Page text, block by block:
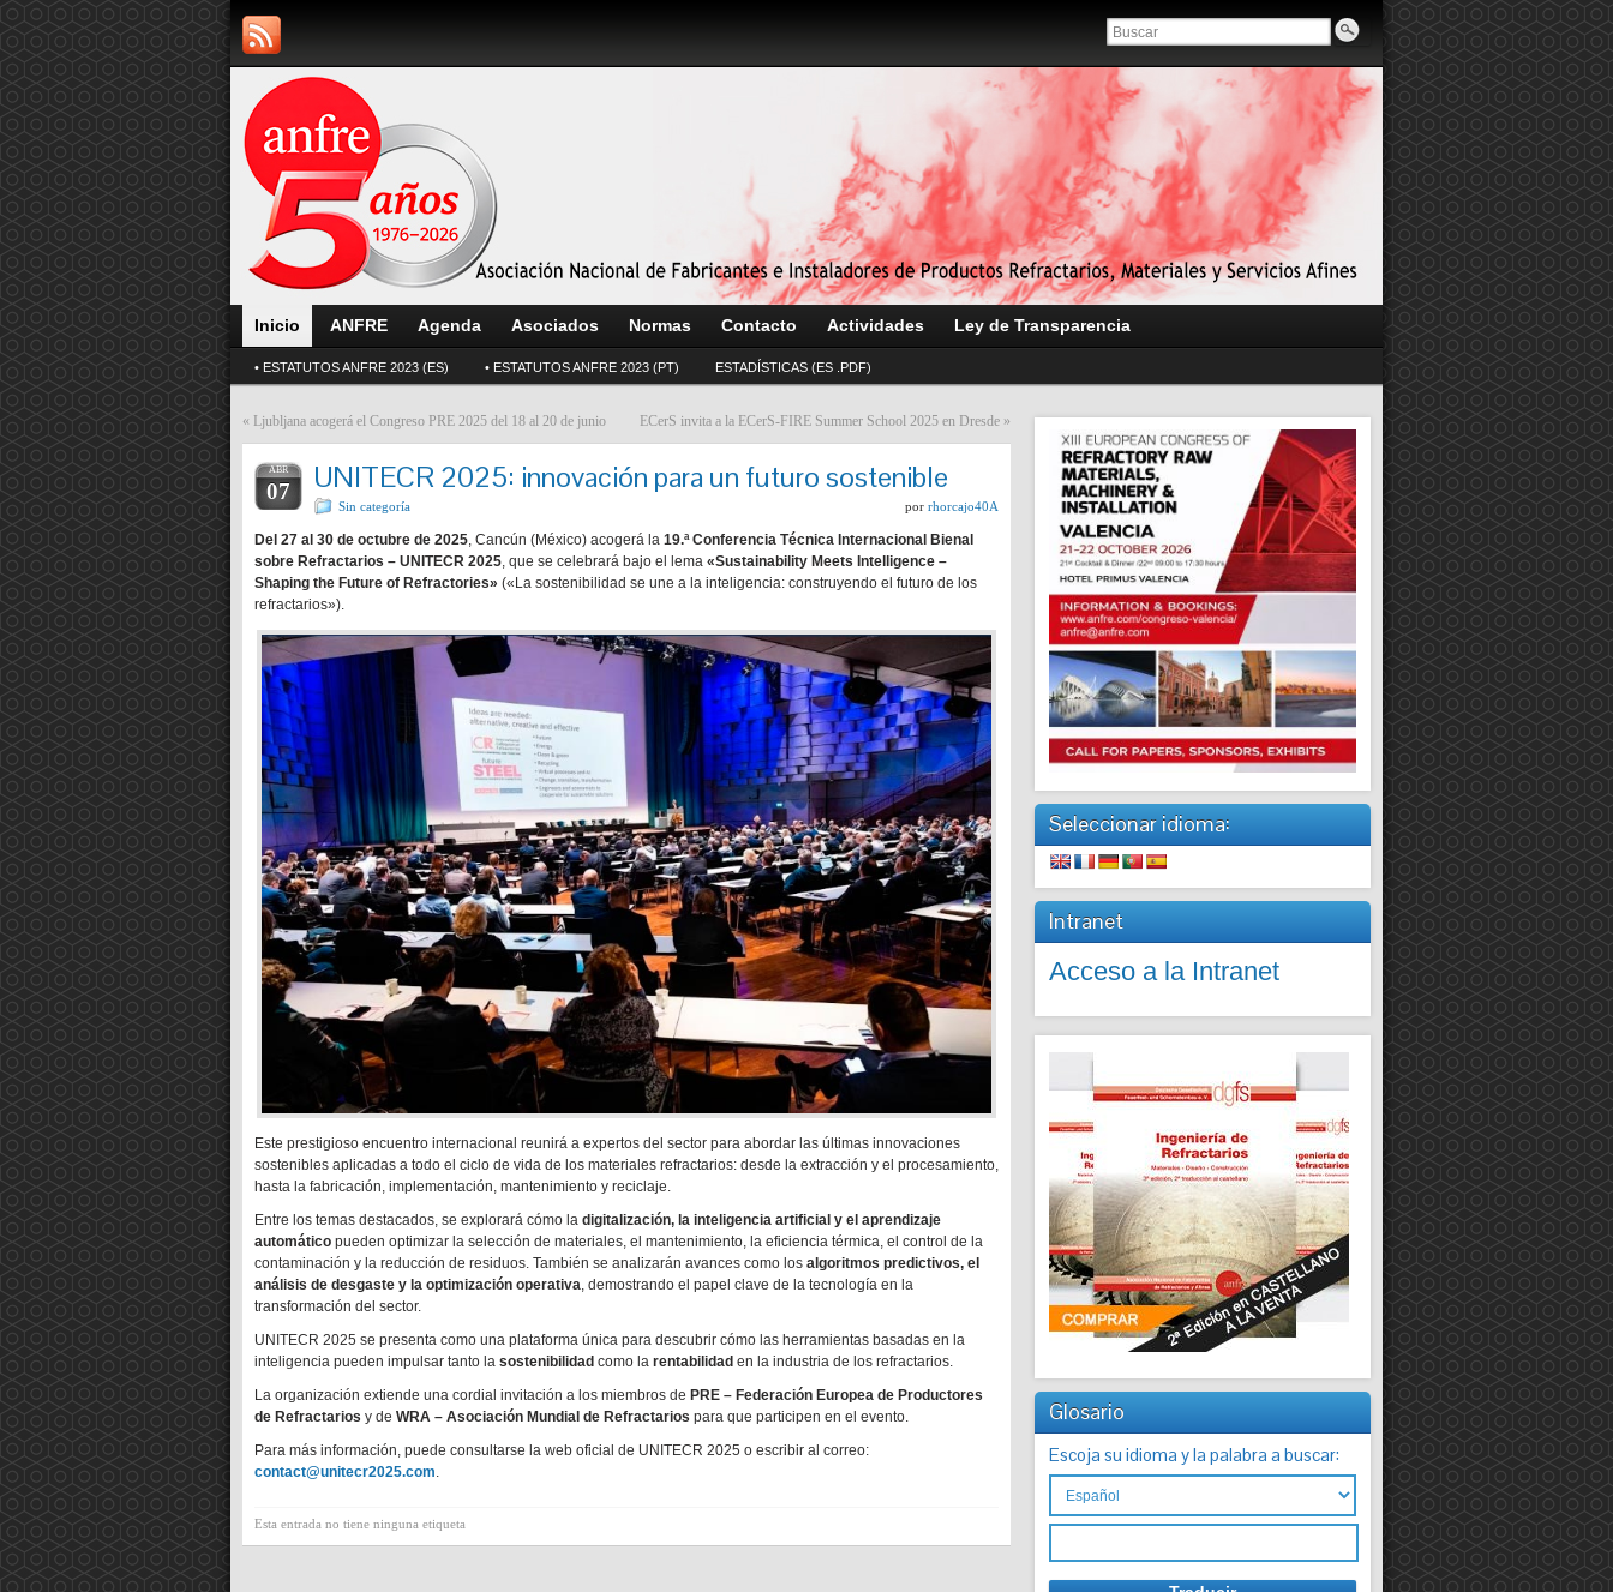
Inicio ANFRE Agenda Asociados Normas Contacto Actividades Ley de Transparencia
• ESTATUTOS ANFRE 2023 (ES) • ESTATUTOS ANFRE 2023 (PT) ESTADÍSTICAS (ES .PDF)
« Ljubljana acogerá el Congreso PRE 2025 del 18 al 20 de junio ECerS invita a la ECerS-FIRE Summer School 2025 en Dresde »
ABR
07 UNITECR 2025: innovación para un futuro sostenible
Sin categoría por rhorcajo40A
Del 27 al 30 de octubre de 2025, Cancún (México) acogerá la 19.ª Conferencia Técnica Internacional Bienal
sobre Refractarios – UNITECR 2025, que se celebrará bajo el lema «Sustainability Meets Intelligence –
Shaping the Future of Refractories» («La sostenibilidad se une a la inteligencia: construyendo el futuro de los
refractarios»).
Este prestigioso encuentro internacional reunirá a expertos del sector para abordar las últimas innovaciones
sostenibles aplicadas a todo el ciclo de vida de los materiales refractarios: desde la extracción y el procesamiento,
hasta la fabricación, implementación, mantenimiento y reciclaje.
Entre los temas destacados, se explorará cómo la digitalización, la inteligencia artificial y el aprendizaje
automático pueden optimizar la selección de materiales, el mantenimiento, la eficiencia térmica, el control de la
contaminación y la reducción de residuos. También se analizarán avances como los algoritmos predictivos, el
análisis de desgaste y la optimización operativa, demostrando el papel clave de la tecnología en la
transformación del sector.
UNITECR 2025 se presenta como una plataforma única para descubrir cómo las herramientas basadas en la
inteligencia pueden impulsar tanto la sostenibilidad como la rentabilidad en la industria de los refractarios.
La organización extiende una cordial invitación a los miembros de PRE – Federación Europea de Productores
de Refractarios y de WRA – Asociación Mundial de Refractarios para que participen en el evento.
Para más información, puede consultarse la web oficial de UNITECR 2025 o escribir al correo:
contact@unitecr2025.com.
Esta entrada no tiene ninguna etiqueta
Seleccionar idioma:
Intranet
Acceso a la Intranet
Glosario
Escoja su idioma y la palabra a buscar: